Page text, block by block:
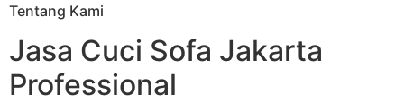
Tentang Kami
Jasa Cuci Sofa Jakarta
Professional